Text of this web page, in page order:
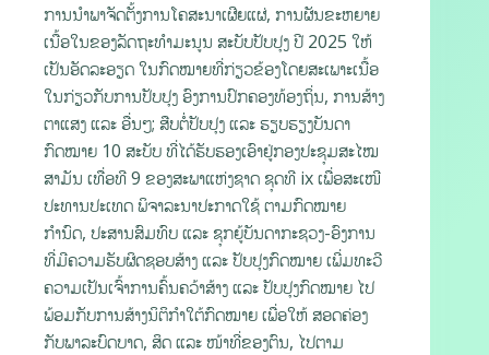
ການນໍາພາຈັດຕັ້ງການໂຄສະນາເຜີຍແຜ່, ການຜັນຂະຫຍາຍ
ເນື້ອໃນຂອງລັດຖະທໍາມະນູນ ສະບັບປັບປຸງ ປີ 2025 ໃຫ້
ເປັນອັດລະອຽດ ໃນກົດໝາຍທີ່ກ່ຽວຂ້ອງໂດຍສະເພາະເນື້ອ
ໃນກ່ຽວກັບການປັບປຸງ ອົງການປົກຄອງທ້ອງຖິ່ນ, ການສ້າງ
ຕາແສງ ແລະ ອື່ນໆ; ສືບຕໍ່ປັບປຸງ ແລະ ຮຽບຮຽງບັນດາ
ກົດໝາຍ 10 ສະບັບ ທີ່ໄດ້ຮັບຮອງເອົາຢູ່ກອງປະຊຸມສະໄໝ
ສາມັນ ເທື່ອທີ 9 ຂອງສະພາແຫ່ງຊາດ ຊຸດທີ ix ເພື່ອສະເໜີ
ປະທານປະເທດ ພິຈາລະນາປະກາດໃຊ້ ຕາມກົດໝາຍ
ກຳນົດ, ປະສານສົມທົບ ແລະ ຊຸກຍູ້ບັນດາກະຊວງ-ອົງການ
ທີ່ມີຄວາມຮັບຜິດຊອບສ້າງ ແລະ ປັບປຸງກົດໝາຍ ເພີ່ມທະວີ
ຄວາມເປັນເຈົ້າການຄົ້ນຄວ້າສ້າງ ແລະ ປັບປຸງກົດໝາຍ ໄປ
ພ້ອມກັບການສ້າງນິຕິກຳໃຕ້ກົດໝາຍ ເພື່ອໃຫ້ ສອດຄ່ອງ
ກັບພາລະບົດບາດ, ສິດ ແລະ ໜ້າທີ່ຂອງຕົນ, ໄປຕາມ